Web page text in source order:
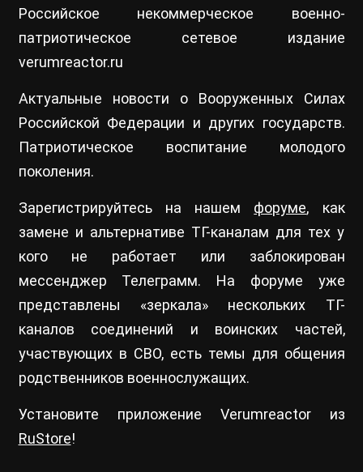
Российское некоммерческое военно-
патриотическое сетевое издание
verumreactor.ru
Актуальные новости о Вооруженных Силах
Российской Федерации и других государств.
Патриотическое воспитание молодого
поколения.
Зарегистрируйтесь на нашем форуме, как
замене и альтернативе ТГ-каналам для тех у
кого не работает или заблокирован
мессенджер Телеграмм. На форуме уже
представлены «зеркала» нескольких ТГ-
каналов соединений и воинских частей,
участвующих в СВО, есть темы для общения
родственников военнослужащих.
Установите приложение Verumreactor из
RuStore!